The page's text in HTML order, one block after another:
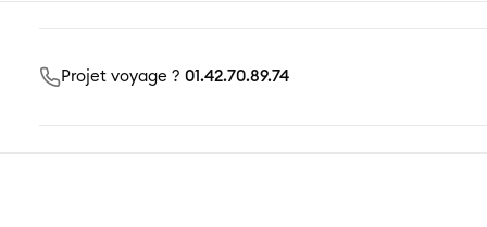
Projet voyage ? 01.42.70.89.74